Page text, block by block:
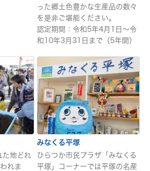
った郷土色豊かな生産品の数々
を是非ご堪能ください。
認定期間：令和5年4月1日～令
和10年3月31日まで（5年間）
た地どれ
れま
みなくる平塚
ひらつか市民プラザ「みなくる
平塚」コーナーでは平塚の名産